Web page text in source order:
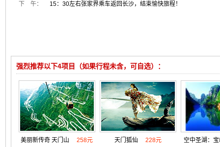
下 午： 15：30左右张家界乘车返回长沙，结束愉快旅程！
强烈推荐以下4项目（如果行程未含，可自选）：
美丽新传奇 天门山 258元 天门狐仙 228元 空中圣湖：